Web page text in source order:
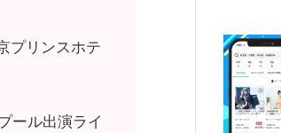
プリンスホテ
ール出演ライ